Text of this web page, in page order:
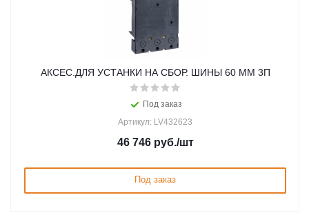
АКСЕС.ДЛЯ УСТАНКИ НА СБОР. ШИНЫ 60 ММ 3П
Под заказ
Артикул: LV432623
46 746руб./шт
Под заказ